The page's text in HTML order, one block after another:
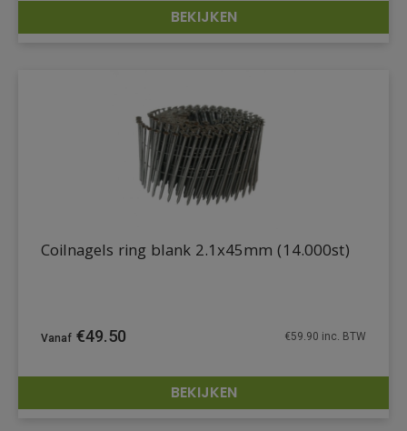
DETAILS
BEKIJKEN
DETAILS
Coilnagels ring blank 2.1x45mm (14.000st)
€49.50 €59.90 inc. BTW
BEKIJKEN